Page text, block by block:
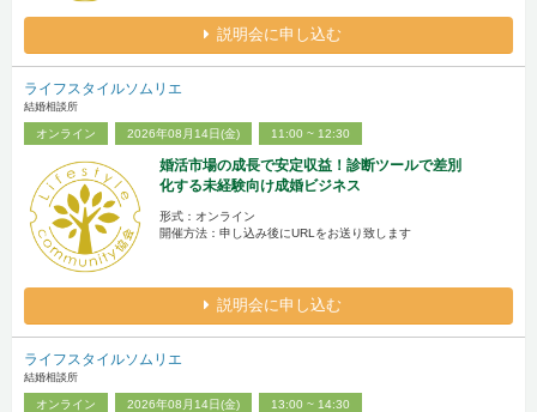
説明会に申し込む
ライフスタイルソムリエ
結婚相談所
オンライン 2026年08月14日(金) 11:00 ~ 12:30
婚活市場の成長で安定収益！診断ツールで差別
化する未経験向け成婚ビジネス
形式：オンライン
開催方法：申し込み後にURLをお送り致します
説明会に申し込む
ライフスタイルソムリエ
結婚相談所
オンライン 2026年08月14日(金) 13:00 ~ 14:30